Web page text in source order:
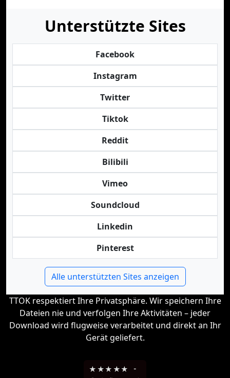
Unterstützte Sites
Facebook
Instagram
Twitter
Tiktok
Reddit
Bilibili
Vimeo
Soundcloud
Linkedin
Pinterest
Alle unterstützten Sites anzeigen
TTOK respektiert Ihre Privatsphäre. Wir speichern Ihre
Dateien nie und verfolgen Ihre Aktivitäten – jeder
Download wird flugweise verarbeitet und direkt an Ihr
Gerät geliefert.
★ ★★ ★★ -